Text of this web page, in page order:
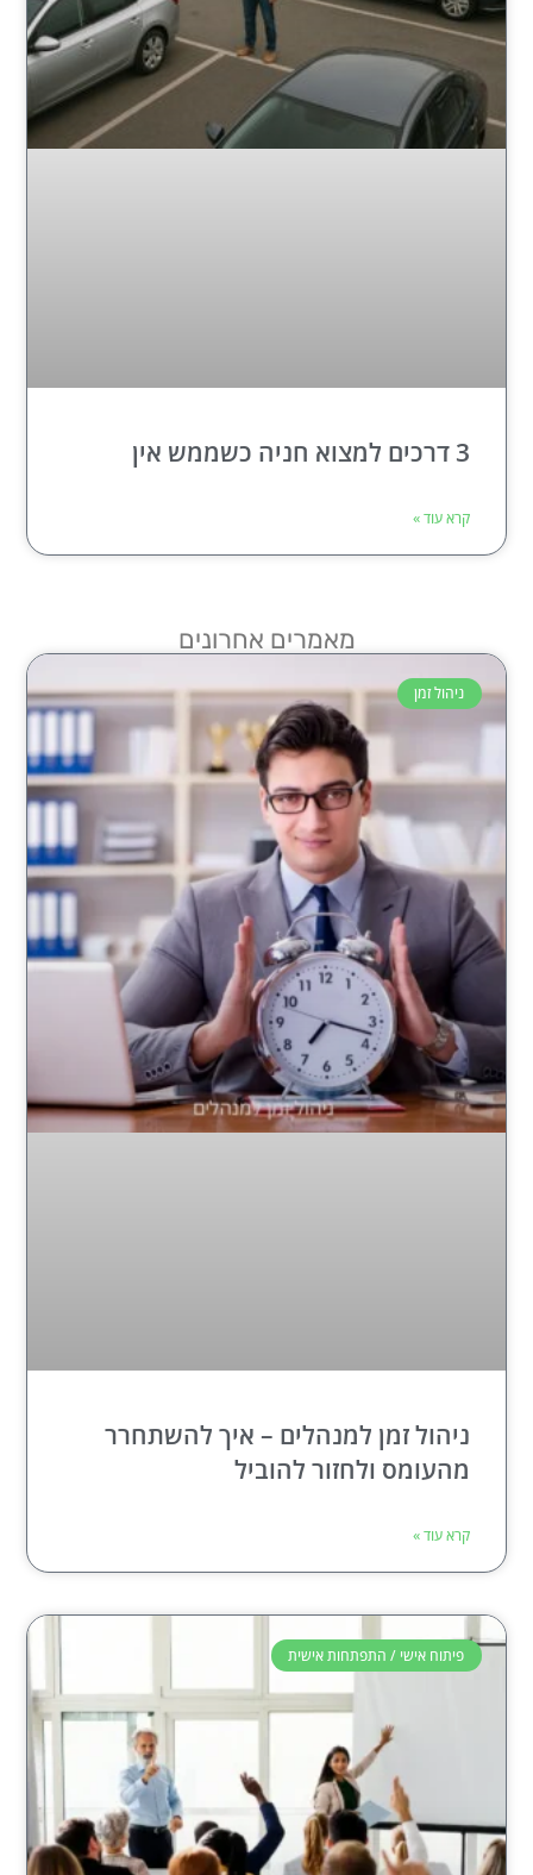
3 דרכים למצוא חניה כשממש אין
קרא עוד »
מאמרים אחרונים
ניהול זמן
ניהול זמן למנהלים – איך להשתחרר
מהעומס ולחזור להוביל
קרא עוד »
פיתוח אישי / התפתחות אישית